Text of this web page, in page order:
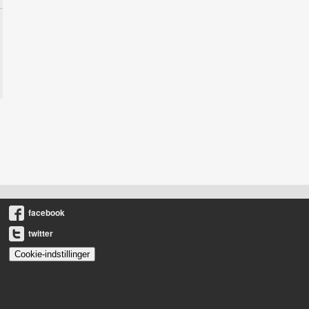
facebook
twitter
Cookie-indstillinger